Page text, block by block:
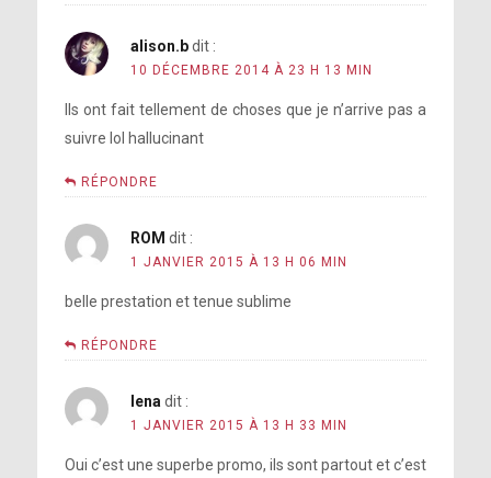
alison.b dit :
10 DÉCEMBRE 2014 À 23 H 13 MIN
Ils ont fait tellement de choses que je n’arrive pas a
suivre lol hallucinant
RÉPONDRE
ROM dit :
1 JANVIER 2015 À 13 H 06 MIN
belle prestation et tenue sublime
RÉPONDRE
lena dit :
1 JANVIER 2015 À 13 H 33 MIN
Oui c’est une superbe promo, ils sont partout et c’est